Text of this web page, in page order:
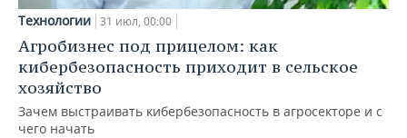
Технологии 31 июл, 00:00
Агробизнес под прицелом: как
кибербезопасность приходит в сельское
хозяйство
Зачем выстраивать кибербезопасность в агросекторе и с
чего начать